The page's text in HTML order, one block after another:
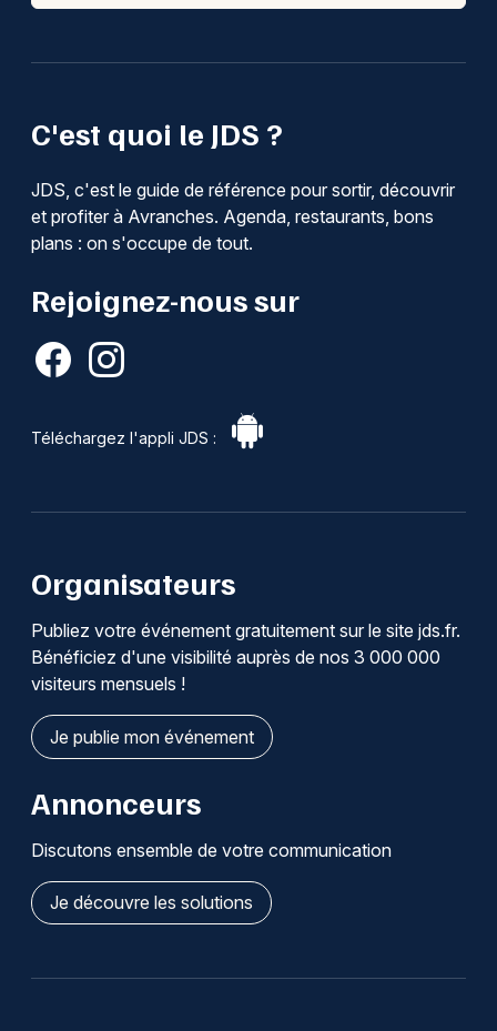
C'est quoi le JDS ?
JDS, c'est le guide de référence pour sortir, découvrir
et profiter à Avranches. Agenda, restaurants, bons
plans : on s'occupe de tout.
Rejoignez-nous sur
Téléchargez l'appli JDS :
Organisateurs
Publiez votre événement gratuitement sur le site jds.fr.
Bénéficiez d'une visibilité auprès de nos 3 000 000
visiteurs mensuels !
Je publie mon événement
Annonceurs
Discutons ensemble de votre communication
Je découvre les solutions